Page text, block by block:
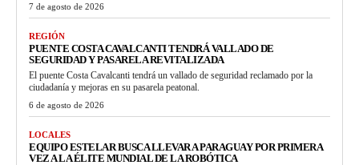
7 de agosto de 2026
REGIÓN
PUENTE COSTA CAVALCANTI TENDRÁ VALLADO DE
SEGURIDAD Y PASARELA REVITALIZADA
El puente Costa Cavalcanti tendrá un vallado de seguridad reclamado por la
ciudadanía y mejoras en su pasarela peatonal.
6 de agosto de 2026
LOCALES
EQUIPO ESTELAR BUSCA LLEVAR A PARAGUAY POR PRIMERA
VEZ A LA ÉLITE MUNDIAL DE LA ROBÓTICA